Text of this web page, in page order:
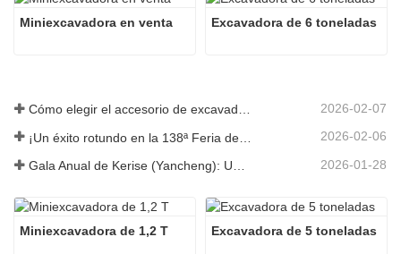
Miniexcavadora en venta Excavadora de 6 toneladas
Cómo elegir el accesorio de excavadora adecuado para trabajos de excavación y nivelación 2026-02-07
2026-02-06
2026-01-28
Miniexcavadora de 1,2 T Excavadora de 5 toneladas